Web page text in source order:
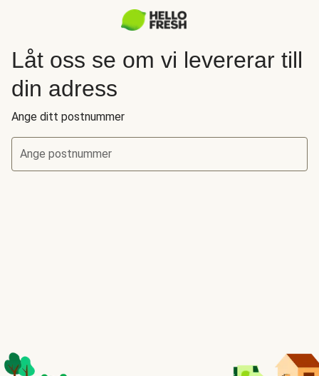
Låt oss se om vi levererar till
din adress
Ange ditt postnummer
Ange postnummer